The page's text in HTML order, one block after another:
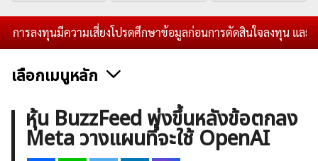
VPS Register
ค้นหา
สำหรับ:
ารลงทุนมีความเสี่ยงโปรดศึกษาข้อมูลก่อนการตัดสินใจลงทุน และไม่
เลือกเมนูหลัก
ข่าวฟอเร็กซ์และสกุลเงิน คริปโตเคอร์เรนซี
ฟรีซิกแนล รายวัน
บทวิเคราะห์
เศรษฐกิจทั่วไป ดัชนี-หุ้น
พันธบัตร
หุ้น BuzzFeed พุ่งขึ้นหลังข้อตกลง
Meta วางแผนที่จะใช้ OpenAI